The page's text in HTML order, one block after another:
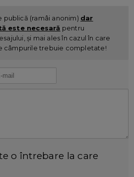
publică (ramâi anonim) dar
este necesară pentru
și mai ales în cazul în care
câmpurile trebuie completate!
o întrebare la care